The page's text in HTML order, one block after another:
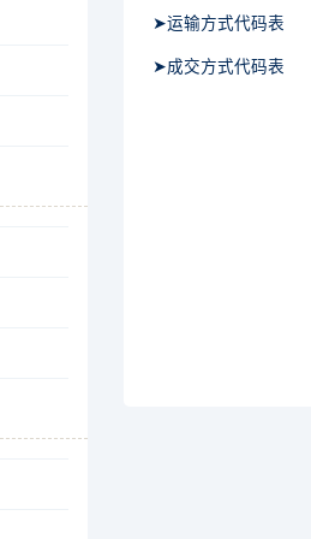
➤运输方式代码表
➤成交方式代码表